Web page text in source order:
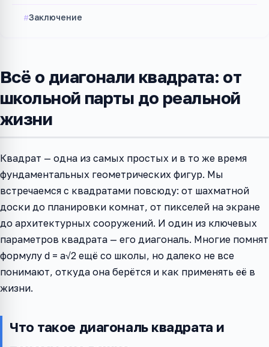
Заключение
Всё о диагонали квадрата: от
школьной парты до реальной
жизни
Квадрат — одна из самых простых и в то же время
фундаментальных геометрических фигур. Мы
встречаемся с квадратами повсюду: от шахматной
доски до планировки комнат, от пикселей на экране
до архитектурных сооружений. И один из ключевых
параметров квадрата — его диагональ. Многие помнят
формулу d = a√2 ещё со школы, но далеко не все
понимают, откуда она берётся и как применять её в
жизни.
Что такое диагональ квадрата и